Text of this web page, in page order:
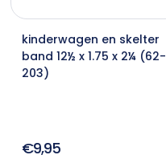
kinderwagen en skelter
band 12½ x 1.75 x 2¼ (62-
203)
€9,95